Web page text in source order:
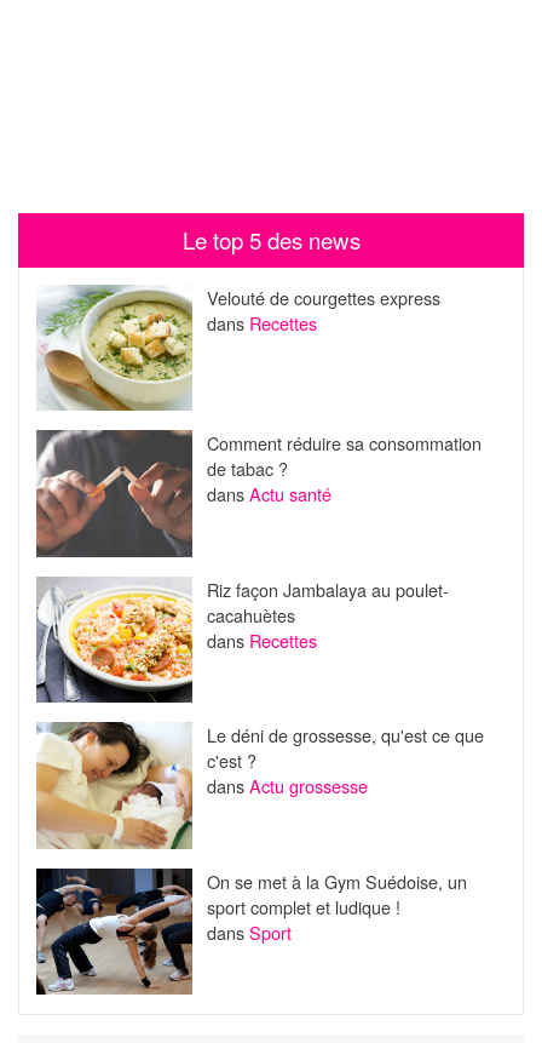
Le top 5 des news
Velouté de courgettes express
dans Recettes
Comment réduire sa consommation
de tabac ?
dansActu santé
Riz façon Jambalaya au poulet-
cacahuètes
dans Recettes
Le déni de grossesse, qu'est ce que
c'est ?
dansActu grossesse
On se met à la Gym Suédoise, un
sport complet et ludique !
dansSport